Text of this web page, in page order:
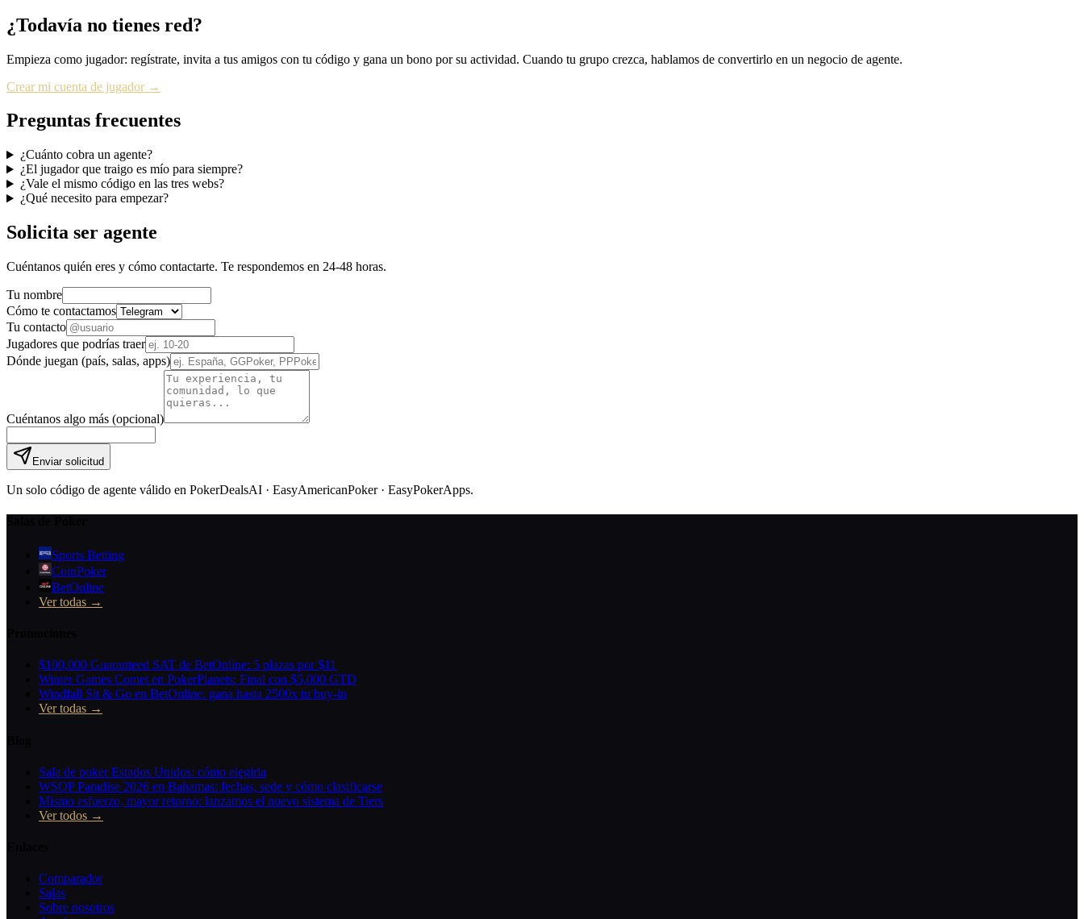
¿Todavía no tienes red?
Empieza como jugador: regístrate, invita a tus amigos con tu código y gana un bono por su actividad. Cuando tu grupo crezca, hablamos de convertirlo en un negocio de agente.
Crear mi cuenta de jugador →
Preguntas frecuentes
¿Cuánto cobra un agente?
¿El jugador que traigo es mío para siempre?
¿Vale el mismo código en las tres webs?
¿Qué necesito para empezar?
Solicita ser agente
Cuéntanos quién eres y cómo contactarte. Te respondemos en 24-48 horas.
Tu nombre
Cómo te contactamos
Tu contacto
Jugadores que podrías traer
Dónde juegan (país, salas, apps)
Cuéntanos algo más (opcional)
Enviar solicitud
Un solo código de agente válido en PokerDealsAI · EasyAmericanPoker · EasyPokerApps.
Sports Betting
CoinPoker
BetOnline
Ver todas →
$100,000 Guaranteed SAT de BetOnline: 5 plazas por $11
Winter Games Comet en PokerPlanets: Final con $5,000 GTD
Windfall Sit & Go en BetOnline: gana hasta 2500x tu buy-in
Ver todas →
Sala de poker Estados Unidos: cómo elegirla
WSOP Paradise 2026 en Bahamas: fechas, sede y cómo clasificarse
Mismo esfuerzo, mayor retorno: lanzamos el nuevo sistema de Tiers
Ver todos →
Comparador
Salas
Sobre nosotros